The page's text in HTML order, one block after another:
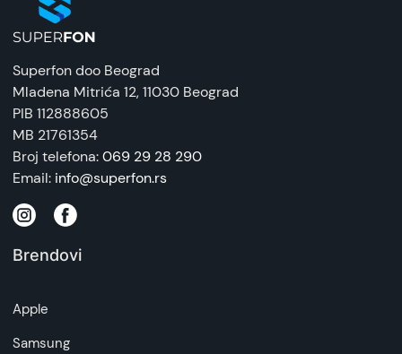
EAN:
6973224872040
Zemlja porekla:
Vietnam
Prava potrošača:
Zagarantovana sva prava kupaca po osnovu
na daljinu, uslove reklamacije i povrata pročitajte
artikala budu što tačnije i detaljnije ali ne može
da garantuje da su svi podaci apsolutno ispravni.
Superfon doo Beograd
Mladena Mitrića 12, 11030 Beograd
PIB 112888605
MB 21761354
Broj telefona:069 29 28 290
Email: info@superfon.rs
Brendovi
Apple
Samsung